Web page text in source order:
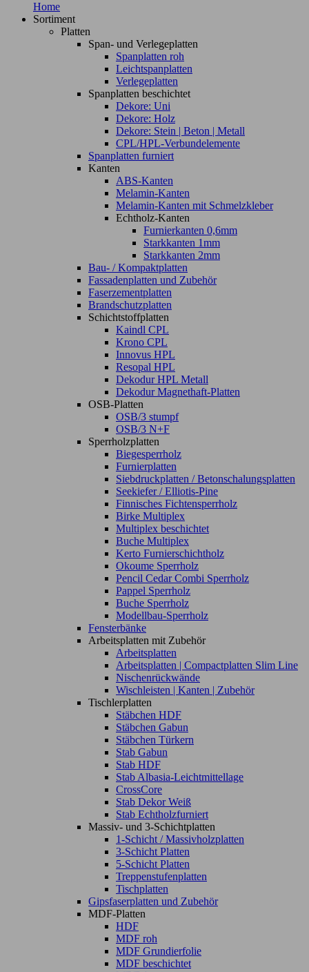
Home
Sortiment
Platten
Span- und Verlegeplatten
Spanplatten roh
Leichtspanplatten
Verlegeplatten
Spanplatten beschichtet
Dekore: Uni
Dekore: Holz
Dekore: Stein | Beton | Metall
CPL/HPL-Verbundelemente
Spanplatten furniert
Kanten
ABS-Kanten
Melamin-Kanten
Melamin-Kanten mit Schmelzkleber
Echtholz-Kanten
Furnierkanten 0,6mm
Starkkanten 1mm
Starkkanten 2mm
Bau- / Kompaktplatten
Fassadenplatten und Zubehör
Faserzementplatten
Brandschutzplatten
Schichtstoffplatten
Kaindl CPL
Krono CPL
Innovus HPL
Resopal HPL
Dekodur HPL Metall
Dekodur Magnethaft-Platten
OSB-Platten
OSB/3 stumpf
OSB/3 N+F
Sperrholzplatten
Biegesperrholz
Furnierplatten
Siebdruckplatten / Betonschalungsplatten
Seekiefer / Elliotis-Pine
Finnisches Fichtensperrholz
Birke Multiplex
Multiplex beschichtet
Buche Multiplex
Kerto Furnierschichtholz
Okoume Sperrholz
Pencil Cedar Combi Sperrholz
Pappel Sperrholz
Buche Sperrholz
Modellbau-Sperrholz
Fensterbänke
Arbeitsplatten mit Zubehör
Arbeitsplatten
Arbeitsplatten | Compactplatten Slim Line
Nischenrückwände
Wischleisten | Kanten | Zubehör
Tischlerplatten
Stäbchen HDF
Stäbchen Gabun
Stäbchen Türkern
Stab Gabun
Stab HDF
Stab Albasia-Leichtmittellage
CrossCore
Stab Dekor Weiß
Stab Echtholzfurniert
Massiv- und 3-Schichtplatten
1-Schicht / Massivholzplatten
3-Schicht Platten
5-Schicht Platten
Treppenstufenplatten
Tischplatten
Gipsfaserplatten und Zubehör
MDF-Platten
HDF
MDF roh
MDF Grundierfolie
MDF beschichtet